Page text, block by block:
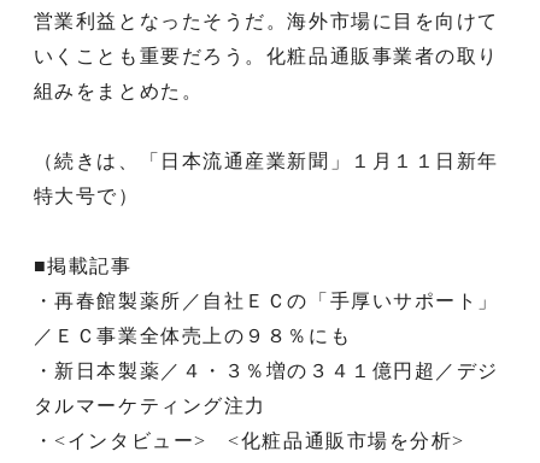
営業利益となったそうだ。海外市場に目を向けて
いくことも重要だろう。化粧品通販事業者の取り
組みをまとめた。
（続きは、「日本流通産業新聞」１月１１日新年
特大号で）
■掲載記事
・再春館製薬所／自社ＥＣの「手厚いサポート」
／ＥＣ事業全体売上の９８％にも
・新日本製薬／４・３％増の３４１億円超／デジ
タルマーケティング注力
・<インタビュー> <化粧品通販市場を分析>